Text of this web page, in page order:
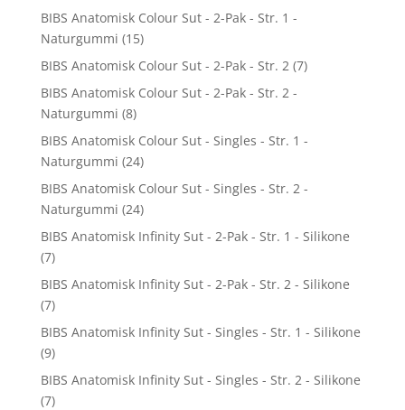
BIBS Anatomisk Colour Sut - 2-Pak - Str. 1 -
Naturgummi (15)
BIBS Anatomisk Colour Sut - 2-Pak - Str. 2 (7)
BIBS Anatomisk Colour Sut - 2-Pak - Str. 2 -
Naturgummi (8)
BIBS Anatomisk Colour Sut - Singles - Str. 1 -
Naturgummi (24)
BIBS Anatomisk Colour Sut - Singles - Str. 2 -
Naturgummi (24)
BIBS Anatomisk Infinity Sut - 2-Pak - Str. 1 - Silikone
(7)
BIBS Anatomisk Infinity Sut - 2-Pak - Str. 2 - Silikone
(7)
BIBS Anatomisk Infinity Sut - Singles - Str. 1 - Silikone
(9)
BIBS Anatomisk Infinity Sut - Singles - Str. 2 - Silikone
(7)